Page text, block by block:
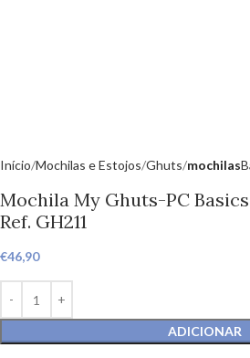
Início Mochilas e Estojos Ghuts mochilas
Mochila My Ghuts-PC
Ref. GH211
€46,90
ADICIONAR